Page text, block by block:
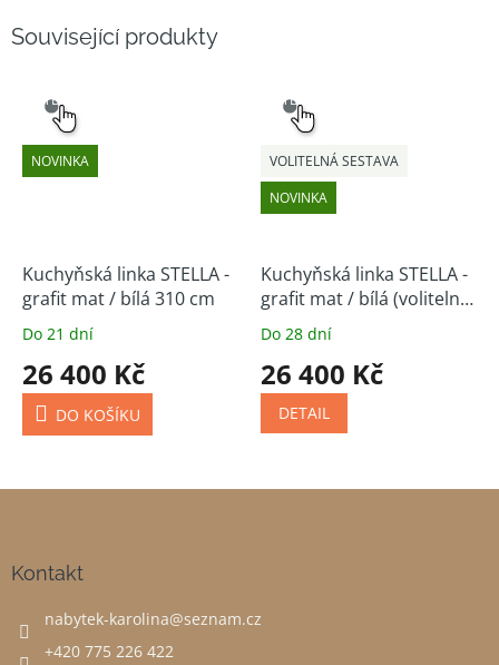
Související produkty
NOVINKA
VÝBĚR
Kuchyňská linka STELLA -
grafit mat / bílá 310 cm
Do 21 dní
26 400 Kč
DO KOŠÍKU
NOVINKA
VOLITELNÁ SESTAVA
VÝBĚR
Kuchyňská linka STELLA -
grafit mat / bílá (volitelná
sestava)
Do 28 dní
26 400 Kč
DETAIL
Kontakt
nabytek-karolina@seznam.cz
+420 775 226 422